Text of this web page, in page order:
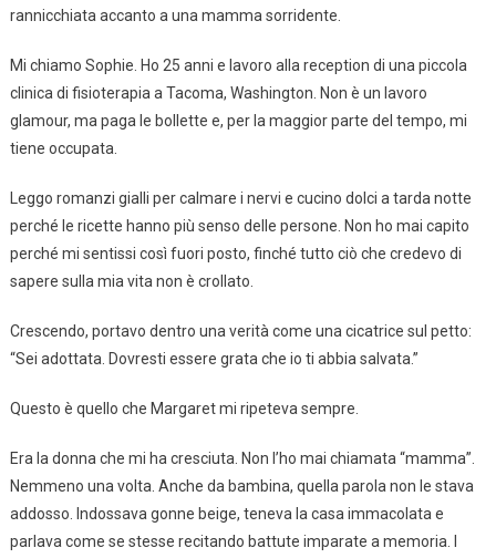
rannicchiata accanto a una mamma sorridente.
Mi chiamo Sophie. Ho 25 anni e lavoro alla reception di una piccola
clinica di fisioterapia a Tacoma, Washington. Non è un lavoro
glamour, ma paga le bollette e, per la maggior parte del tempo, mi
tiene occupata.
Leggo romanzi gialli per calmare i nervi e cucino dolci a tarda notte
perché le ricette hanno più senso delle persone. Non ho mai capito
perché mi sentissi così fuori posto, finché tutto ciò che credevo di
sapere sulla mia vita non è crollato.
Crescendo, portavo dentro una verità come una cicatrice sul petto:
“Sei adottata. Dovresti essere grata che io ti abbia salvata.”
Questo è quello che Margaret mi ripeteva sempre.
Era la donna che mi ha cresciuta. Non l’ho mai chiamata “mamma”.
Nemmeno una volta. Anche da bambina, quella parola non le stava
addosso. Indossava gonne beige, teneva la casa immacolata e
parlava come se stesse recitando battute imparate a memoria. I